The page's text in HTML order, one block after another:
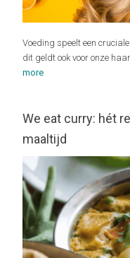
Voeding speelt een
dit geldt ook voor onze
more
We eat curry: hét
maaltijd